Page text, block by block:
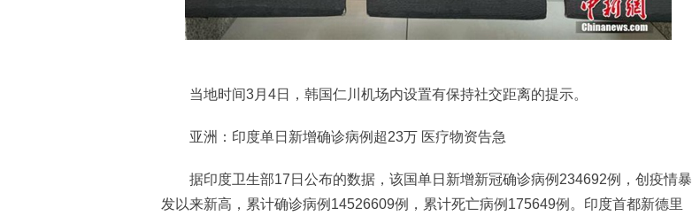
当地时间3月4日，韩国仁川机场内设置有保持社交距离的提示。
亚洲：印度单日新增确诊病例超23万 医疗物资告急
据印度卫生部17日公布的数据，该国单日新增新冠确诊病例234692例，创疫情暴
发以来新高，累计确诊病例14526609例，累计死亡病例175649例。印度首都新德里